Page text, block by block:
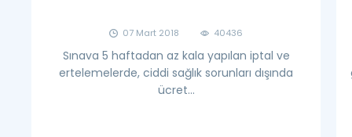
07 Mart 2018 40436
Sınava 5 haftadan az kala yapılan iptal ve
ertelemelerde, ciddi sağlık sorunları dışında
ücret...